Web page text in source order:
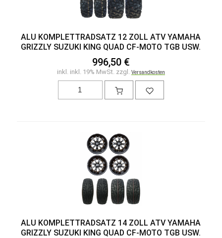
ALU KOMPLETTRADSATZ 12 ZOLL ATV YAMAHA
GRIZZLY SUZUKI KING QUAD CF-MOTO TGB USW.
996,50 €
inkl. inkl. 19% MwSt. zzgl. Versandkosten
ALU KOMPLETTRADSATZ 14 ZOLL ATV YAMAHA
GRIZZLY SUZUKI KING QUAD CF-MOTO TGB USW.